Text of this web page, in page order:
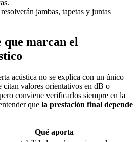
jambas, tapetas y juntas
que marcan el
acústica no se explica con un único
citan valores orientativos en dB o
conviene verificarlos siempre en la
que la prestación final depende
Qué aporta